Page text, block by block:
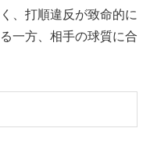
、打順違反が致命的に
一方、相手の球質に合